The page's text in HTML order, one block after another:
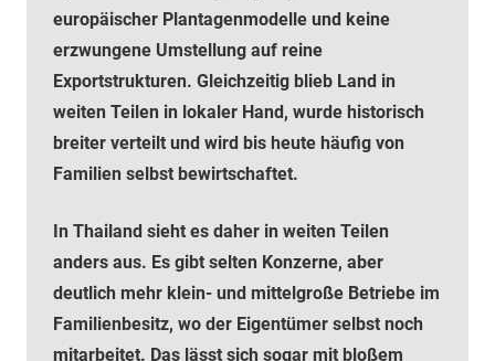
europäischer Plantagenmodelle und keine
erzwungene Umstellung auf reine
Exportstrukturen. Gleichzeitig blieb Land in
weiten Teilen in lokaler Hand, wurde historisch
breiter verteilt und wird bis heute häufig von
Familien selbst bewirtschaftet.
In Thailand sieht es daher in weiten Teilen
anders aus. Es gibt selten Konzerne, aber
deutlich mehr klein- und mittelgroße Betriebe im
Familienbesitz, wo der Eigentümer selbst noch
mitarbeitet. Das lässt sich sogar mit bloßem